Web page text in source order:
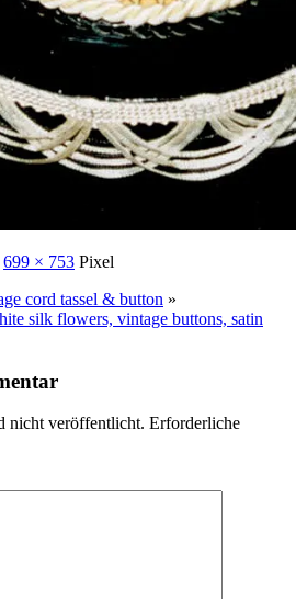
699 × 753 Pixel
cord tassel & button »
silk flowers, vintage buttons, satin
nicht veröffentlicht. Erforderliche